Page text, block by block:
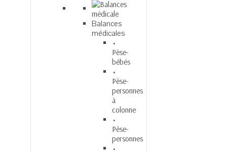
Balances
médicales
Pèse-
bébés
Pèse-
personnes
à
colonne
Pèse-
personnes